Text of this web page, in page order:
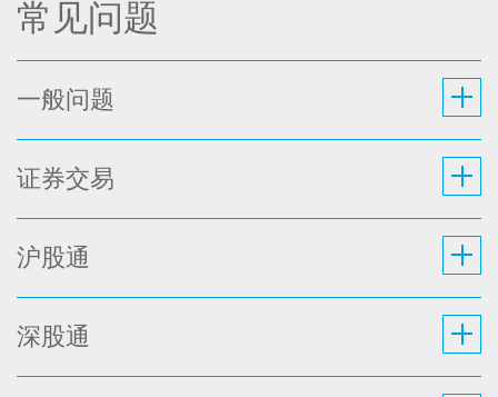
常见问题
一般问题
证券交易
沪股通
深股通